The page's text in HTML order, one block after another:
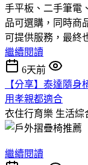
手平板、二手筆電
品可選購，同時商
可提供服務，最終
繼續閱讀
6天前
【分享】泰達隨
用孝親都適合
衣住行育樂 生活綜
繼續閱讀